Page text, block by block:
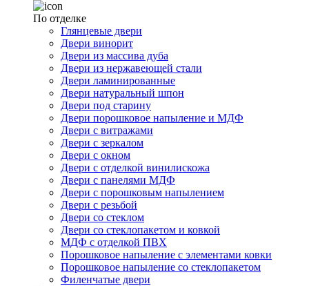
По отделке
Глянцевые двери
Двери винорит
Двери из массива дуба
Двери из нержавеющей стали
Двери ламинированные
Двери натуральный шпон
Двери под старину
Двери порошковое напыление и МДФ
Двери с витражами
Двери с зеркалом
Двери с окном
Двери с отделкой винилискожа
Двери с панелями МДФ
Двери с порошковым напылением
Двери с резьбой
Двери со стеклом
Двери со стеклопакетом и ковкой
МДФ с отделкой ПВХ
Порошковое напыление с элементами ковки
Порошковое напыление со стеклопакетом
Филенчатые двери